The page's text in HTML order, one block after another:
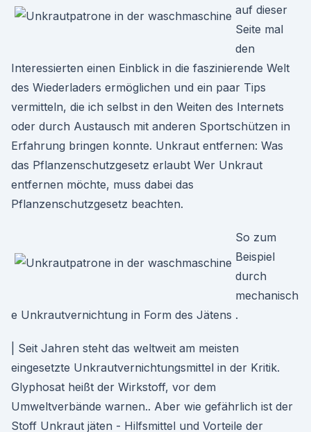
auf dieser
Seite mal
den
Interessierten einen Einblick in die faszinierende Welt
des Wiederladers ermöglichen und ein paar Tips
vermitteln, die ich selbst in den Weiten des Internets
oder durch Austausch mit anderen Sportschützen in
Erfahrung bringen konnte. Unkraut entfernen: Was
das Pflanzenschutzgesetz erlaubt Wer Unkraut
entfernen möchte, muss dabei das
Pflanzenschutzgesetz beachten.
So zum
Beispiel
durch
mechanisch
e Unkrautvernichtung in Form des Jätens .
| Seit Jahren steht das weltweit am meisten
eingesetzte Unkrautvernichtungsmittel in der Kritik.
Glyphosat heißt der Wirkstoff, vor dem
Umweltverbände warnen.. Aber wie gefährlich ist der
Stoff Unkraut jäten - Hilfsmittel und Vorteile der